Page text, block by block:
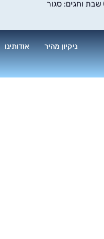
ניקיון מהיר אודותינו